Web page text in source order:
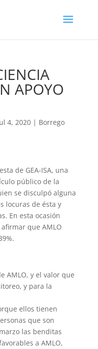
APOYO
4, 2020| Borrego
de GEA-ISA, una
público de la
se disculpó alguna
locuras de ésta y
En esta ocasión
afirmar que AMLO
AMLO, y el valor que
y para la
ellos tienen
que son
las benditas
a AMLO,